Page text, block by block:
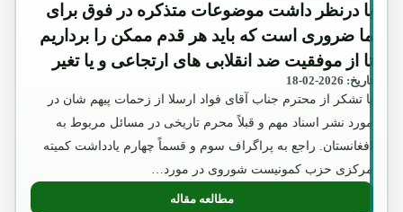
با درنظر داشت موضوعات متذکره در فوق برای
ما ضروری است که باید هر قدم ممکن را برداریم
تا از موفقیت ضد انقلابی های ارتجاعی و یا تغیر
موضع حفیظ الله امین به طرف غرب جلوگیری
شود.»
تاریخ: 2026-02-18
با تشکر از محترم جناب آقای فواد ارسلا از زحمات پیهم شان در
مورد نشر اسناد مهم و قبلاً محرم تاریخی در مسائل مربوط به
افغانستان. راجع به پراگراف سوم و قسماً چهارم یادداشت کمیته
مرکزی حزب کمونیست شوروی در مورد…
مطالعه مقاله: با درنظر داشت موضوعات متذکره در